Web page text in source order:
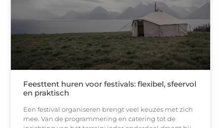
Feesttent huren voor festivals: flexibel, sfeervol
en praktisch
Een festival organiseren brengt veel keuzes met zich
mee. Van de programmering en catering tot de